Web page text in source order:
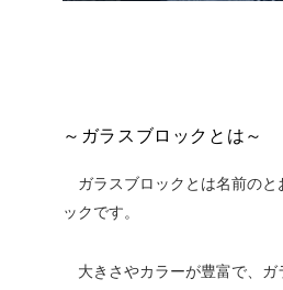
～ガラスブロックとは～
ガラスブロックとは名前のと
ックです。
大きさやカラーが豊富で、ガ